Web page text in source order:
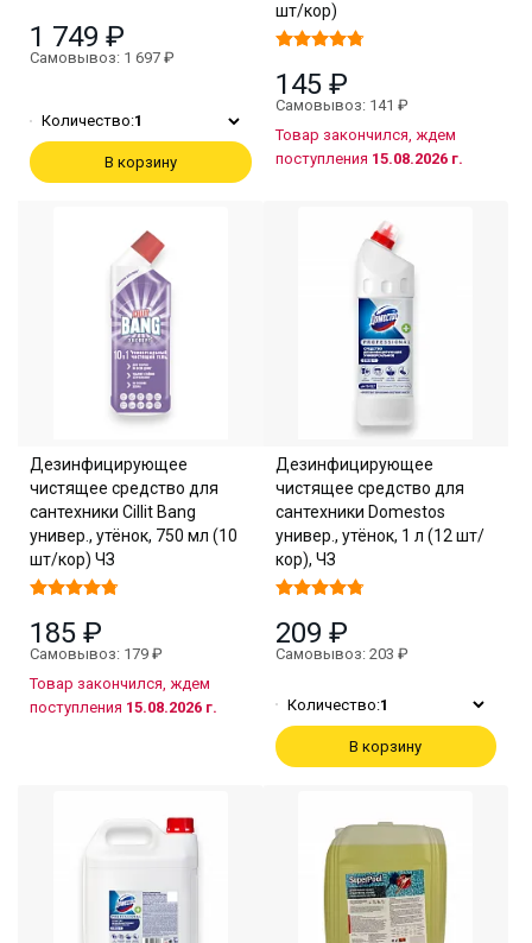
1 749 ₽
Самовывоз: 1 697 ₽
Количество:1
В корзину
шт/кор)
145 ₽
Самовывоз: 141 ₽
Товар закончился, ждем
поступления 15.08.2026 г.
Дезинфицирующее
чистящее средство для
сантехники Cillit Bang
универ., утёнок, 750 мл (10
шт/кор) ЧЗ
185 ₽
Самовывоз: 179 ₽
Товар закончился, ждем
поступления 15.08.2026 г.
Дезинфицирующее
чистящее средство для
сантехники Domestos
универ., утёнок, 1 л (12 шт/
кор), ЧЗ
209 ₽
Самовывоз: 203 ₽
Количество:1
В корзину